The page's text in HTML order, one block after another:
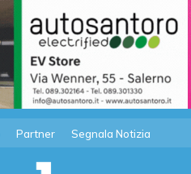
Partner Segnala Notizia